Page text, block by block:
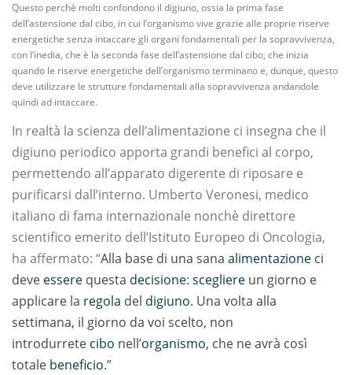
Questo perchè molti confondono il digiuno, ossia la prima fase
dell’astensione dal cibo, in cui l’organismo vive grazie alle proprie riserve
energetiche senza intaccare gli organi fondamentali per la sopravvivenza,
con l’inedia, che è la seconda fase dell’astensione dal cibo, che inizia
quando le riserve energetiche dell’organismo terminano e, dunque, questo
deve utilizzare le strutture fondamentali alla sopravvivenza andandole
quindi ad intaccare.
In realtà la scienza dell’alimentazione ci insegna che il
digiuno periodico apporta grandi benefici al corpo,
permettendo all’apparato digerente di riposare e
purificarsi dall’interno. Umberto Veronesi, medico
italiano di fama internazionale nonchè direttore
scientifico emerito dell’Istituto Europeo di Oncologia,
ha affermato: “Alla base di una sana alimentazione ci
deve essere questa decisione: scegliere un giorno e
applicare la regola del digiuno. Una volta alla
settimana, il giorno da voi scelto, non
introdurrete cibo nell’organismo, che ne avrà così
totale beneficio.”